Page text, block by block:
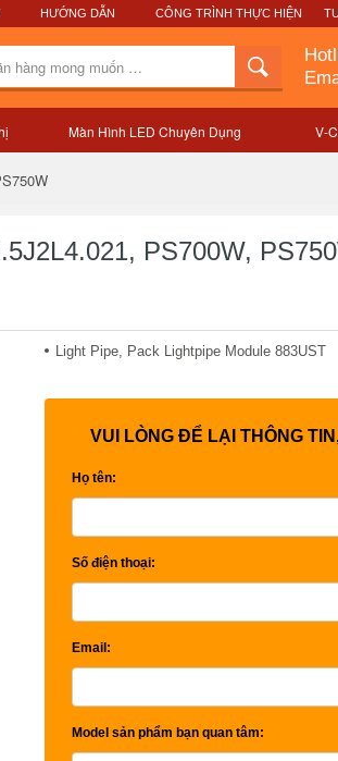
HƯỚNG DẪN CÔNG TRÌNH THỰC HIỆN
Mô tả sản phẩm
Màn Hình LED Chuyên Dụng V-
PS700W,
Light Pipe, Pack Lightpipe Module 883UST
VUI LÒNG ĐỂ LẠI THÔNG
Họ tên:
Số điện thoại:
Email:
Model sản phẩm bạn quan tâm: